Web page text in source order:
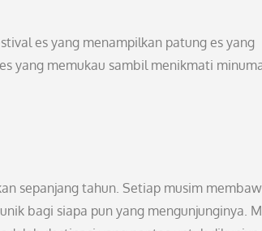
es yang menampilkan patung es yang
yang memukau sambil menikmati
sepanjang tahun. Setiap musim
bagi siapa pun yang mengunjunginya.